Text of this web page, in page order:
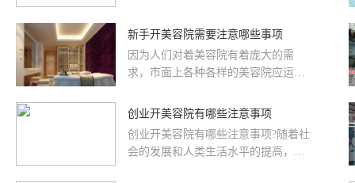
益带来很大飞跃，不好的项目也可能
所以在选择项目时应特别谨慎，说到
底，美容院具有针对性的项目才是套
的经营项目层出不穷，名目繁多，该
怎样选择经营项目，选择时有哪些注
意事项，是值得每一位美业人员思考
新手开美容院需要注意哪些事项
因为人们对着美容院有着庞大的需
求，市面上各种各样的美容院应运而
有的美容院生意热火朝天，而有的美
运营有着一定的关系，下面我们来聊
聊开美容院需要注意的事项。
创业开美容院有哪些注意事项
创业开美容院有哪些注意事项?随着社
会的发展和人类生活水平的提高，人